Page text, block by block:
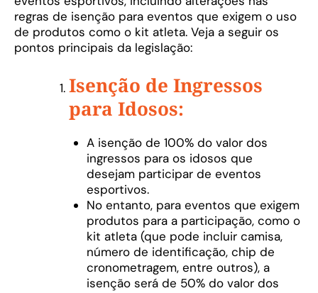
regras de isenção para eventos que exigem o uso
de produtos como o kit atleta. Veja a seguir os
pontos principais da legislação:
Isenção de Ingressos
para Idosos:
A isenção de 100% do valor dos
ingressos para os idosos que
desejam participar de eventos
esportivos.
No entanto, para eventos que exigem
produtos para a participação, como o
kit atleta (que pode incluir camisa,
número de identificação, chip de
cronometragem, entre outros), a
isenção será de 50% do valor dos